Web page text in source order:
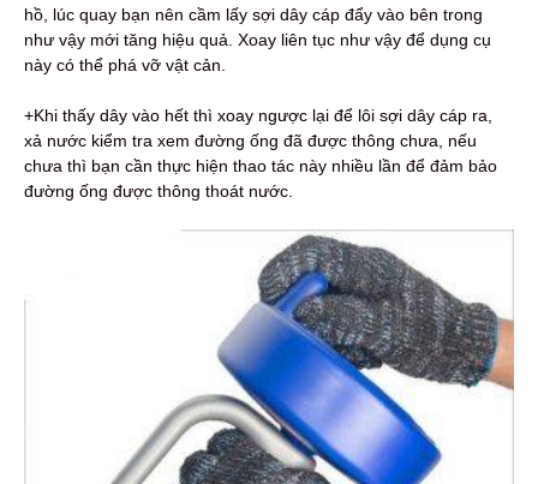
hồ, lúc quay bạn nên cầm lấy sợi dây cáp đẩy vào bên trong
như vậy mới tăng hiệu quả. Xoay liên tục như vậy để dụng cụ
này có thể phá vỡ vật cản.
+Khi thấy dây vào hết thì xoay ngược lại để lôi sợi dây cáp ra,
xả nước kiểm tra xem đường ống đã được thông chưa, nếu
chưa thì bạn cần thực hiện thao tác này nhiều lần để đảm bảo
đường ống được thông thoát nước.